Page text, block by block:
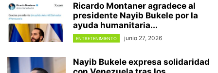
Ricardo Montaner agradece al
presidente Nayib Bukele por la
ayuda humanitaria...
ENTRETENIMIENTO junio 27, 2026
Nayib Bukele expresa solidaridad